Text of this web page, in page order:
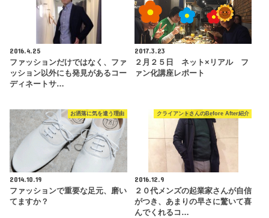
2016.4.25
ファッションだけではなく、ファ
ッション以外にも発見があるコー
ディネートサ…
2017.3.23
２月２５日 ネット×リアル フ
ァン化講座レポート
お洒落に気を遣う理由
2014.10.19
ファッションで重要な足元、磨い
てますか？
クライアントさんのBefore After紹介
2016.12.9
２０代メンズの起業家さんが自信
がつき、あまりの早さに驚いて喜
んでくれるコ…